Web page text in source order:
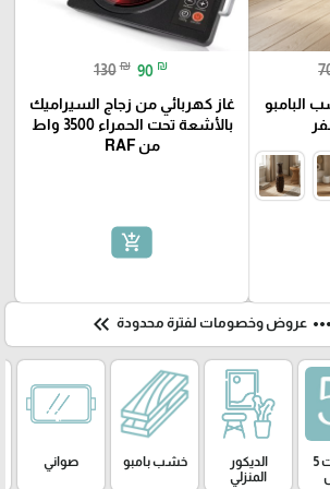
البامبو
130 ₪ 90 ₪
غاز كهربائي من زجاج السيراميك
بالأشعة تحت الحمراء 3500 واط
من RAF
add_shopping_cart
more_horiz عروض وخصومات لفترة محدودة keyboard_double_arrow_left
عروضات 5
الديكور
المنزلي
خشب بامبو صواني